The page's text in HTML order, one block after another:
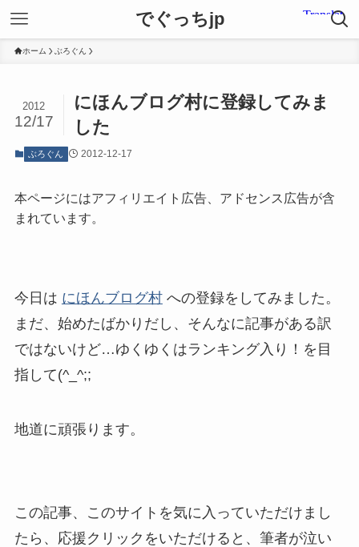
でぐっちjp
ホーム ぶろぐん
にほんブログ村に登録してみま
した
2012
12/17
ぶろぐん 2012-12-17
本ページにはアフィリエイト広告、アドセンス広告が含
まれています。
今日は にほんブログ村への登録をしてみました。
まだ、始めたばかりだし、そんなに記事がある訳
ではないけど…ゆくゆくはランキング入り！を目
指して(^_^;;
地道に頑張ります。
この記事、このサイトを気に入っていただけまし
たら、応援クリックをいただけると、筆者が泣い